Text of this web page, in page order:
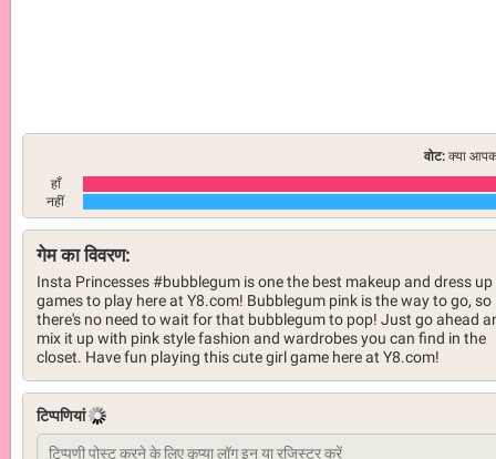
वोट: क्या
हाँ
नहीं
गेम का विवरण:
Insta Princesses #bubblegum is one the best makeup and dress up
games to play here at Y8.com! Bubblegum pink is the way to go, so
there's no need to wait for that bubblegum to pop! Just go ahead
mix it up with pink style fashion and wardrobes you can find in the
closet. Have fun playing this cute girl game here at Y8.com!
टिप्पणियां